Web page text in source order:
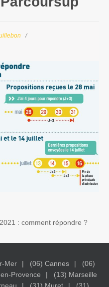
: comment répondre ?
Mer (06) Cannes
(06)
Provence
(13) Marseille